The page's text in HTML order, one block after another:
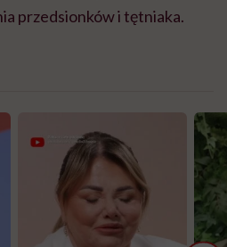
przedsionków i tętniaka.